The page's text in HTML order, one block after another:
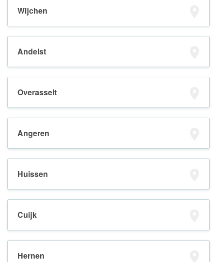
Wijchen
Andelst
Overasselt
Angeren
Huissen
Cuijk
Hernen